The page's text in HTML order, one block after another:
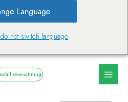
Language
not switch language
översättning